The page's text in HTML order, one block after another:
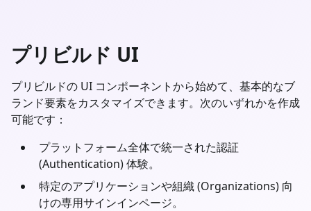
プリビルド UI
プリビルドの UI コンポーネントから始めて、基本的なブ
ランド要素をカスタマイズできます。次のいずれかを作成
可能です：
プラットフォーム全体で統一された認証
(Authentication) 体験。
特定のアプリケーションや組織 (Organizations) 向
けの専用サインインページ。